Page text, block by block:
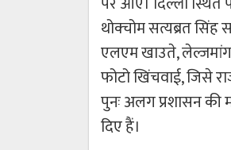
थोक्चोम सत्यब्रत
एलएम खाउते,
फोटो खिंचवाई, जिसे
पुनः अलग प्रशासन की
दिए हैं।